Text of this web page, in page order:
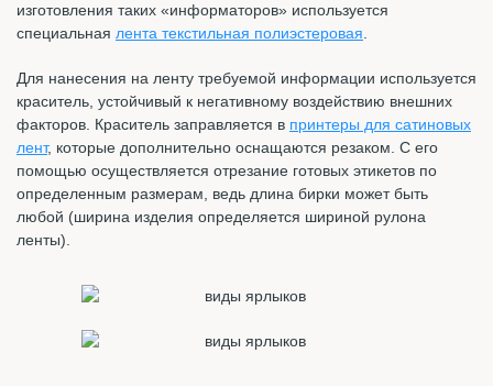
изготовления таких «информаторов» используется
специальная лента текстильная полиэстеровая.
Для нанесения на ленту требуемой информации используется
краситель, устойчивый к негативному воздействию внешних
факторов. Краситель заправляется в принтеры для сатиновых
лент, которые дополнительно оснащаются резаком. С его
помощью осуществляется отрезание готовых этикетов по
определенным размерам, ведь длина бирки может быть
любой (ширина изделия определяется шириной рулона
ленты).